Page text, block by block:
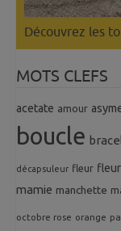
Découvrez les
MOTS CLEFS
acetate amour
boucle
décapsuleur fleur
mamie manchette
octobre rose orange